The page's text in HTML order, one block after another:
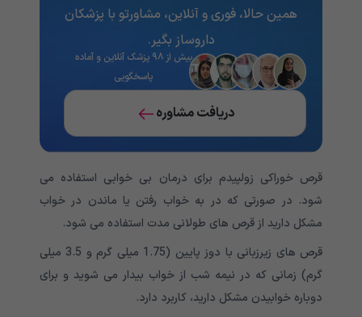
همین حالا، فوری و آنلاین، مشاورتو با پزشکان
داروساز بگیر.
بیش از ۹۸ پزشک آنلاین و آماده
پاسخگویی
دریافت مشاوره
قرص خوراکی زولپیدم برای درمان بی خوابی استفاده می
شود. در صورتی که در به خواب رفتن یا ماندن در خواب
مشکل دارید از قرص های طولانی مدت استفاده می شود.
قرص های زیرزبانی با دوز پایین (1.75 میلی گرم و 3.5 میلی
گرم) زمانی که در نیمه شب از خواب بیدار می شوید و برای
دوباره خوابیدن مشکل دارید، کاربرد دارد.